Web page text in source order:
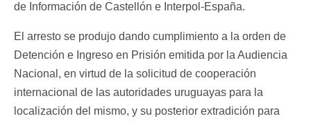
de Información de Castellón e Interpol-España.
El arresto se produjo dando cumplimiento a la orden de
Detención e Ingreso en Prisión emitida por la Audiencia
Nacional, en virtud de la solicitud de cooperación
internacional de las autoridades uruguayas para la
localización del mismo, y su posterior extradición para